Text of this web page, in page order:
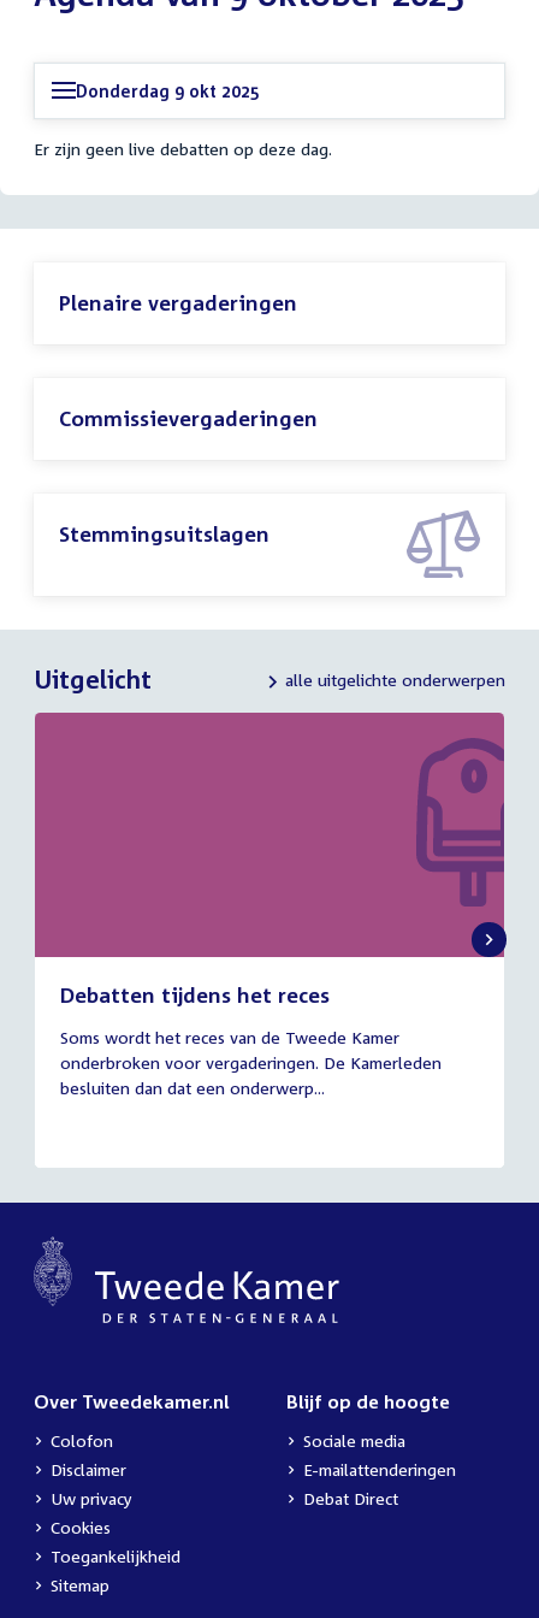
Donderdag 9 okt 2025
Er zijn geen live debatten op deze dag.
Plenaire vergaderingen
Commissievergaderingen
Stemmingsuitslagen
Uitgelicht alle uitgelichte onderwerpen
Debatten tijdens het reces
juli
2026
Soms wordt het reces van de Tweede Kamer
onderbroken voor vergaderingen. De Kamerleden
besluiten dan dat een onderwerp...
Over Tweedekamer.nl
Colofon
Disclaimer
Uw privacy
Cookies
Toegankelijkheid
Sitemap
Blijf op de hoogte
Sociale media
E-mailattenderingen
Debat Direct